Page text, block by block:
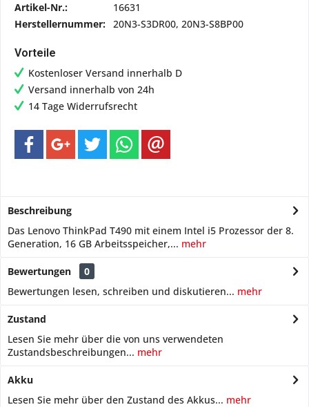
Artikel-Nr.:
16631
Herstellernummer: 20N3-S3DR00, 20N3-S8BP00
Vorteile
Kostenloser Versand innerhalb D
Versand innerhalb von 24h
14 Tage Widerrufsrecht
Beschreibung
Das Lenovo ThinkPad T490 mit einem Intel i5 Prozessor der 8.
Generation, 16 GB Arbeitsspeicher,... mehr
Bewertungen
0
Bewertungen lesen, schreiben und diskutieren... mehr
Zustand
Lesen Sie mehr über die von uns verwendeten
Zustandsbeschreibungen... mehr
Akku
Lesen Sie mehr über den Zustand des Akkus... mehr